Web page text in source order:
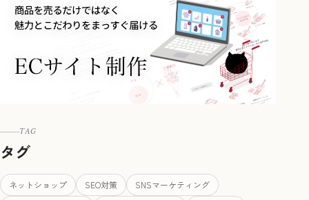
TAG
タグ
ネットショップ SEO対策
SNSマーケティング